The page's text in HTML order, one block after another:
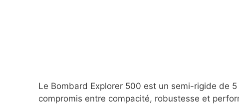
Le Bombard Explorer 500 est un semi-rigide de
compromis entre compacité, robustesse et